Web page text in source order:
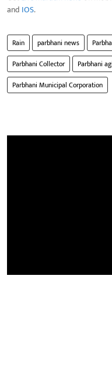
and IOS.
Rain parbhani news
Parbhani Collector
Parbhani
Parbhani Municipal Corporation